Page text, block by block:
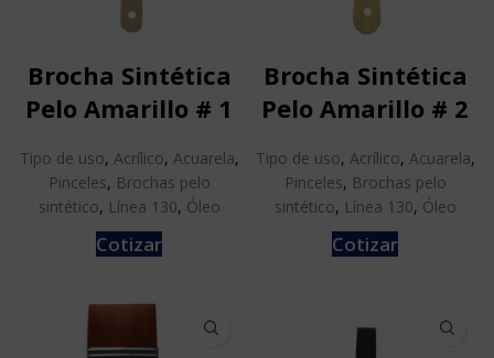
Brocha Sintética
Pelo Amarillo # 1
Tipo de uso, Acrílico, Acuarela,
Pinceles, Brochas pelo
sintético, Línea 130, Óleo
Cotizar
Brocha Sintética
Pelo Amarillo # 2
Tipo de uso, Acrílico, Acuarela,
Pinceles, Brochas pelo
sintético, Línea 130, Óleo
Cotizar